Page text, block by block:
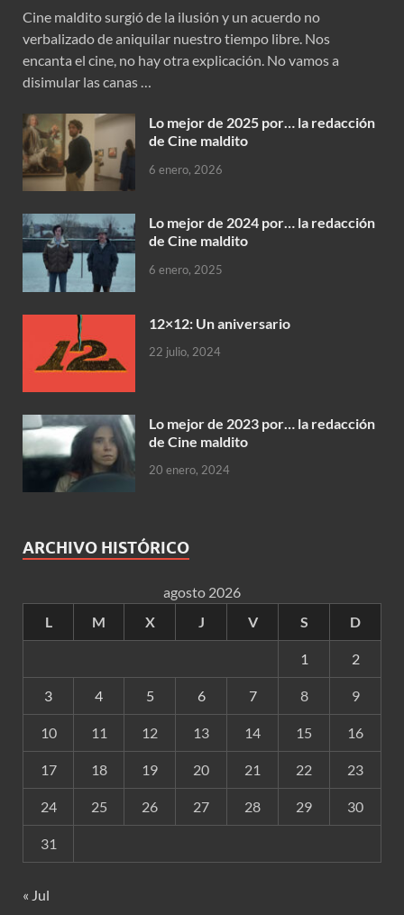
Cine maldito surgió de la ilusión y un acuerdo no
verbalizado de aniquilar nuestro tiempo libre. Nos
encanta el cine, no hay otra explicación. No vamos a
disimular las canas …
Lo mejor de 2025 por… la redacción
de Cine maldito
6 enero, 2026
Lo mejor de 2024 por… la redacción
de Cine maldito
6 enero, 2025
12×12: Un aniversario
22 julio, 2024
Lo mejor de 2023 por… la redacción
de Cine maldito
20 enero, 2024
ARCHIVO HISTÓRICO
agosto 2026
L
M X J V S D
1 2
3 4 5 6 7 8 9
10 11 12 13 14 15 16
17 18 19 20 21 22 23
24 25 26 27 28 29 30
31
« Jul